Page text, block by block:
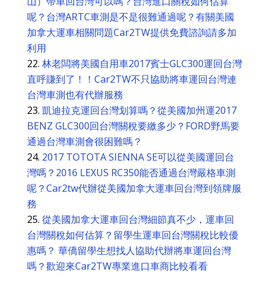
呢？台灣ARTC車測是不是很難通過呢？有關美國
加拿大運車相關問題Car2TW提供免費諮詢請多加
利用
林老闆將美國自用車2017賓士GLC300運回台灣
直呼賺到了！！Car2TW不只協助將車運回台灣連
台灣車測也有代辦服務
凱迪拉克運回台灣划算嗎？從美國加州運2017
BENZ GLC300回台灣關稅要繳多少？FORD野馬要
通過台灣車測會很困難嗎？
2017 TOTOTA SIENNA SE可以從美國運回台
灣嗎？2016 LEXUS RC350能否通過台灣嚴格車測
呢？Car2tw代辦從美國加拿大運車回台灣到領牌服
務
從美國加拿大運車回台灣細節真不少，運車回
台灣關稅如何估算？留學生運車回台灣關稅比較優
惠嗎？ 華僑留學生想找人協助代辦將車運回台灣
嗎？歡迎來Car2TW專業進口車商比較看看